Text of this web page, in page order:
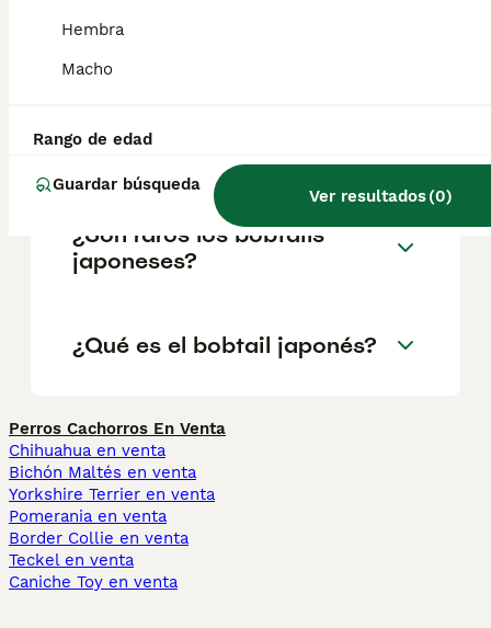
Hembra
Macho
Rango de edad
Guardar búsqueda
Ver resultados(0)
delgados con músculos muy desarrollados
japonés?
¿Son raros los bobtails
japoneses?
¿Qué es el bobtail japonés?
Perros Cachorros En Venta
Chihuahua en venta
Bichón Maltés en venta
Yorkshire Terrier en venta
Pomerania en venta
Border Collie en venta
Teckel en venta
Caniche Toy en venta